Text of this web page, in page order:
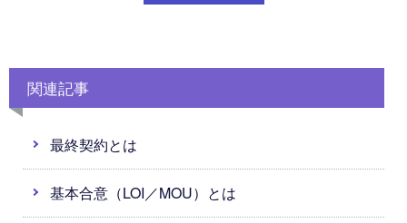
関連記事
最終契約とは
基本合意（LOI／MOU）とは